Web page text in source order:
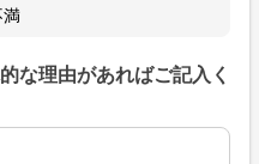
な理由があればご記入く
な理由があればご記入くだ